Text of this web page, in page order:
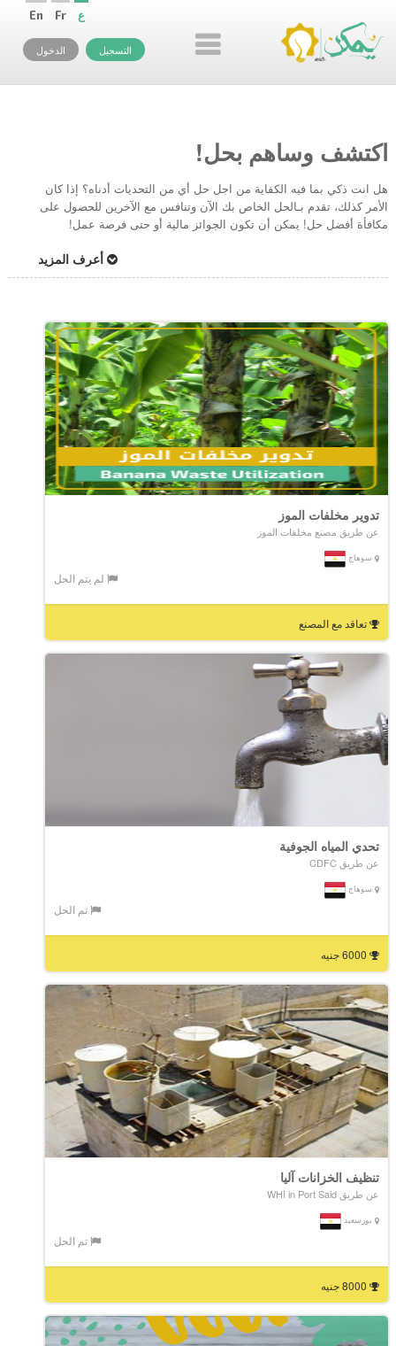
En Fr ع
التسجيل الدخول
اكتشف وساهم بحل!
هل انت ذكي بما فيه الكفاية من اجل حل أي من التحديات أدناه؟ إذا كان
الأمر كذلك، تقدم بـالحل الخاص بك الآن وتنافس مع الآخرين للحصول على
مكافأة أفضل حل! يمكن أن تكون الجوائز مالية أو حتى فرصة عمل!
أعرف المزيد
تدوير مخلفات الموز
عن طريق مصنع مخلفات الموز
سوهاج
لم يتم الحل
تعاقد مع المصنع
تحدي المياه الجوفية
عن طريق CDFC
سوهاج
تم الحل
6000 جنيه
تنظيف الخزانات آليا
عن طريق WHI in Port Said
بورسعيد
تم الحل
8000 جنيه